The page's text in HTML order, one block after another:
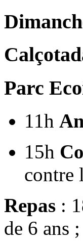
Parc
11h
15h
contre
Repas :
de 6 ans